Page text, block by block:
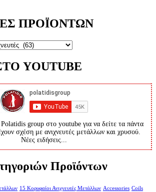
ΠΡΟΪΟΝΤΩΝ
YOUTUBE
group στο youtube για να δείτε τα πάντα
σχέση με ανιχνευτές μετάλλων και χρυσού.
Νέες ειδήσεις...
Προϊόντων
15 Κορυφαίοι Ανιχνευτές Μετάλλων Accessories Coils